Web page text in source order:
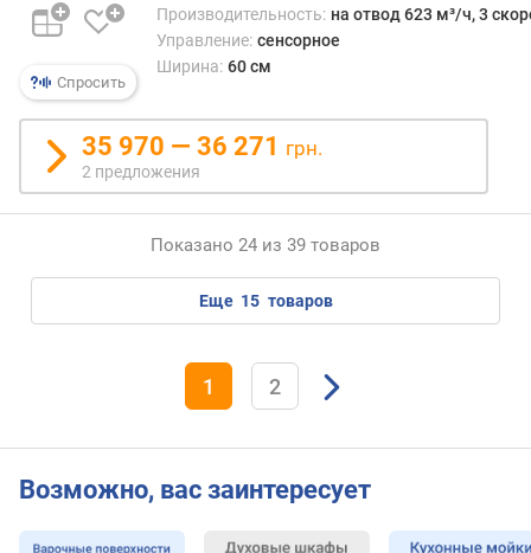
е
й
к
л
а
с
с
э
б
Спросить
Производительность: на отвод 623 м³/ч, 3
Управление: сенсорное
Ширина: 60 см
35 970 — 36 271 грн.
2 предложения
Показано 24 из 39 товаров
еще 15 товаров
1 2
Возможно, вас заинтересует